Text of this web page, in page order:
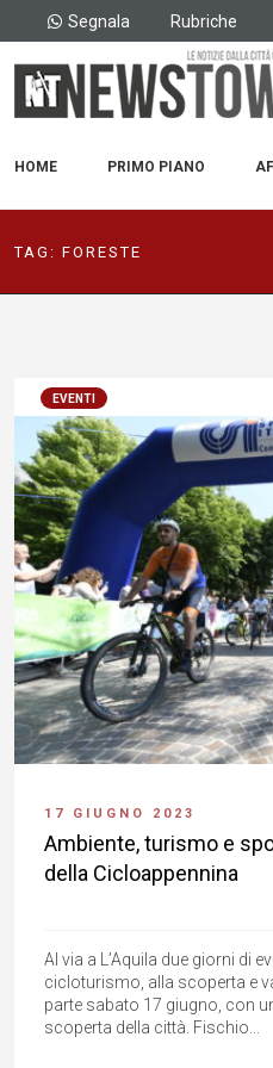
Segnala Rubriche
HOME PRIMO PIANO
TAG: FORESTE
EVENTI
17 GIUGNO 2023
Ambiente, turismo e
della Cicloappennina
Al via a L’Aquila due giorni di
cicloturismo, alla scoperta e
parte sabato 17 giugno, con
scoperta della città. Fischio...